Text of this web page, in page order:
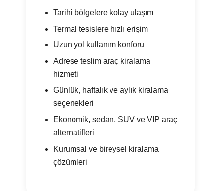
Tarihi bölgelere kolay ulaşım
Termal tesislere hızlı erişim
Uzun yol kullanım konforu
Adrese teslim araç kiralama
hizmeti
Günlük, haftalık ve aylık kiralama
seçenekleri
Ekonomik, sedan, SUV ve VIP araç
alternatifleri
Kurumsal ve bireysel kiralama
çözümleri